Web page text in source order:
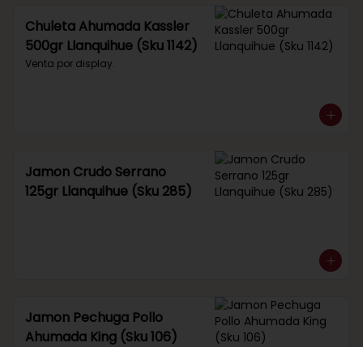
Chuleta Ahumada Kassler
500gr Llanquihue (Sku 1142)
Venta por display.
Jamon Crudo Serrano
125gr Llanquihue (Sku 285)
Jamon Pechuga Pollo
Ahumada King (Sku 106)